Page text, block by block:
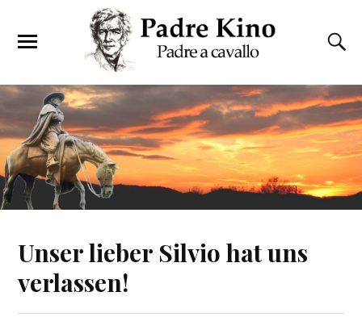
Unser lieber Silvio hat uns
verlassen!